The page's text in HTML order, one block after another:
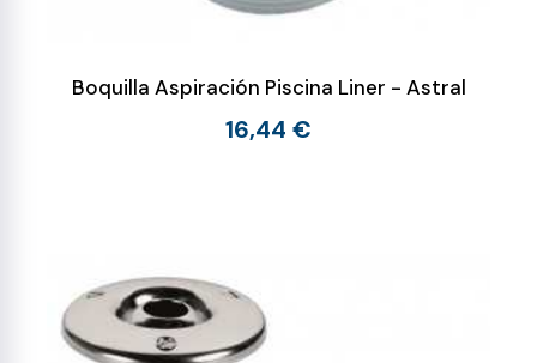
Boquilla Aspiración Piscina Liner - Astral
16,44 €